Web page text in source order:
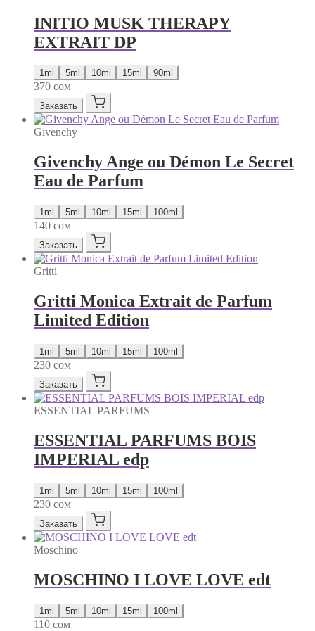
INITIO MUSK THERAPY
EXTRAIT DP
1ml 5ml 10ml 15ml 90ml
370 сом
Заказать
Givenchy
Givenchy Ange ou Démon Le Secret
Eau de Parfum
1ml 5ml 10ml 15ml 100ml
140 сом
Заказать
Gritti
Gritti Monica Extrait de Parfum
Limited Edition
1ml 5ml 10ml 15ml 100ml
230 сом
Заказать
ESSENTIAL PARFUMS
ESSENTIAL PARFUMS BOIS
IMPERIAL edp
1ml 5ml 10ml 15ml 100ml
230 сом
Заказать
Moschino
MOSCHINO I LOVE LOVE edt
1ml 5ml 10ml 15ml 100ml
110 сом